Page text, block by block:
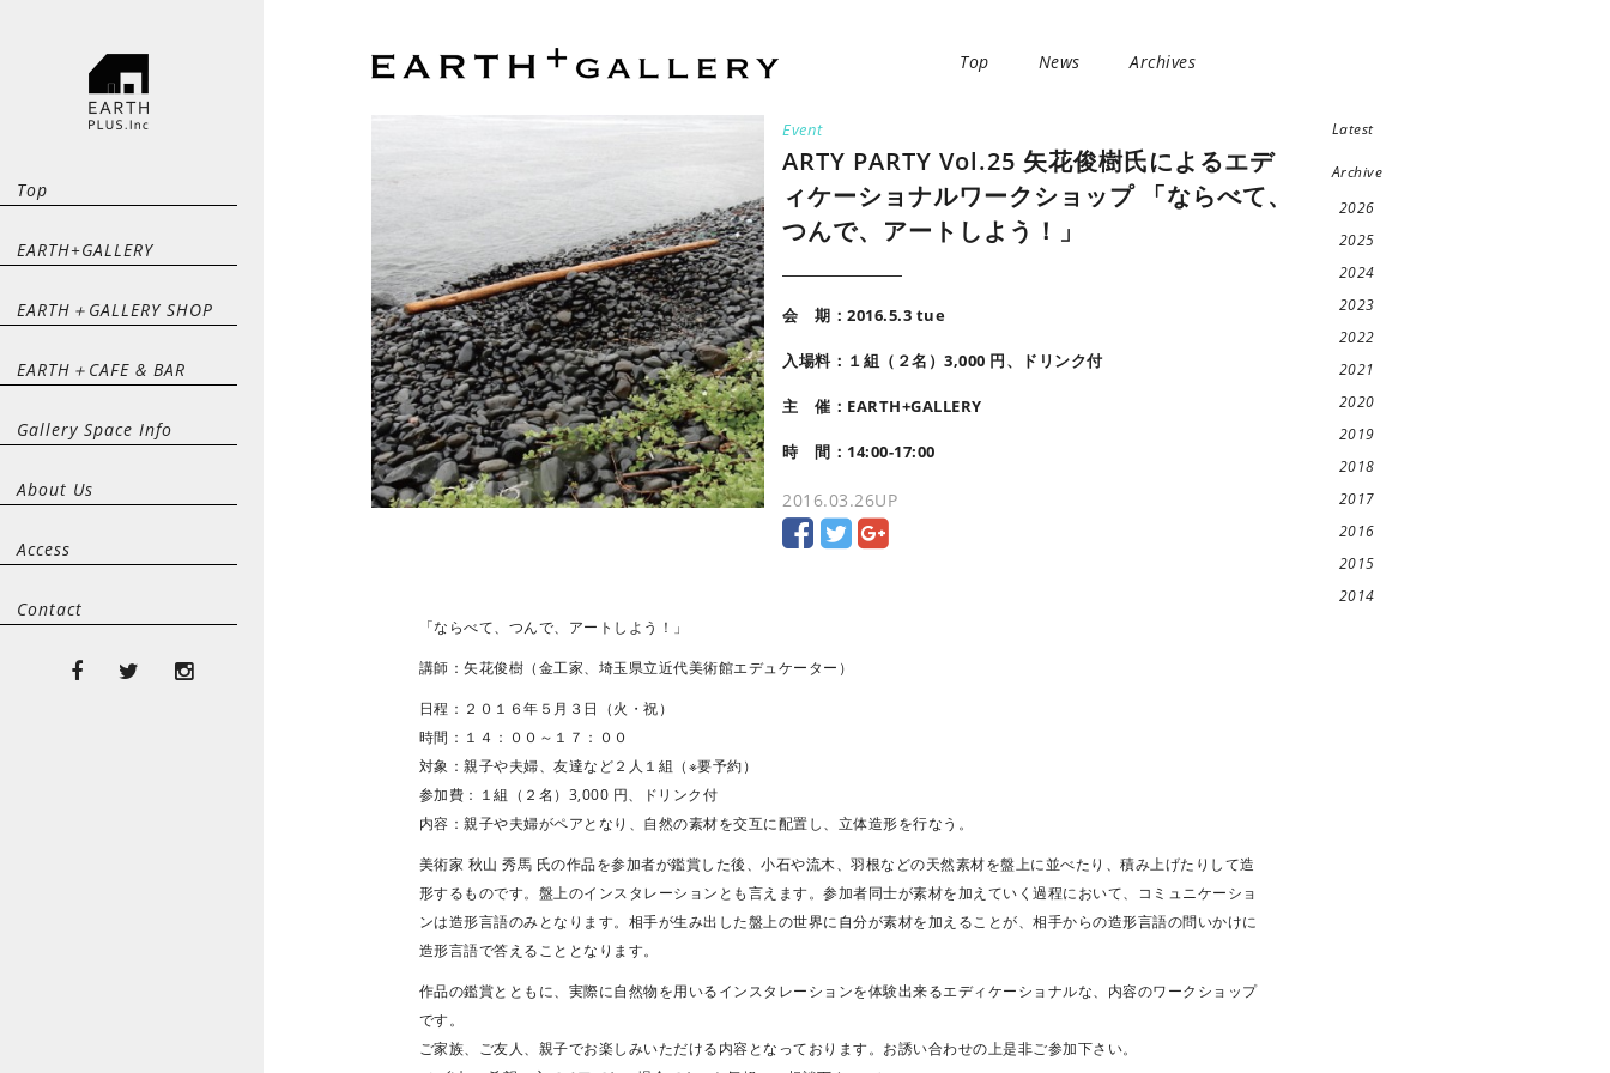
Top
EARTH+GALLERY
EARTH＋GALLERY SHOP
EARTH＋CAFE & BAR
Gallery Space Info
About Us
Access
Contact
Top News Archives
Event
ARTY PARTY Vol.25 矢花俊樹氏によるエデ
ィケーショナルワークショップ 「ならべて、
つんで、アートしよう！」
会 期：2016.5.3 tue
入場料：１組（２名）3,000 円、ドリンク付
主 催：EARTH+GALLERY
時 間：14:00-17:00
2016.03.26UP
「ならべて、つんで、アートしよう！」
講師：矢花俊樹（金工家、埼玉県立近代美術館エデュケーター）
日程：２０１６年５月３日（火・祝）
時間：１４：００～１７：００
対象：親子や夫婦、友達など２人１組（※要予約）
参加費：１組（２名）3,000 円、ドリンク付
内容：親子や夫婦がペアとなり、自然の素材を交互に配置し、立体造形を行なう。
美術家 秋山 秀馬 氏の作品を参加者が鑑賞した後、小石や流木、羽根などの天然素材を盤上に並べたり、積み上げたりして造
形するものです。盤上のインスタレーションとも言えます。参加者同士が素材を加えていく過程において、コミュニケーショ
ンは造形言語のみとなります。相手が生み出した盤上の世界に自分が素材を加えることが、相手からの造形言語の問いかけに
造形言語で答えることとなります。
作品の鑑賞とともに、実際に自然物を用いるインスタレーションを体験出来るエディケーショナルな、内容のワークショップ
です。
ご家族、ご友人、親子でお楽しみいただける内容となっております。お誘い合わせの上是非ご参加下さい。
Latest
Archive
2026
2025
2024
2023
2022
2021
2020
2019
2018
2017
2016
2015
2014